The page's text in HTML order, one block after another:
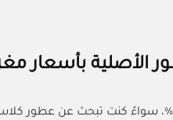
في بيرفيومس هو وجهتك الأولى لشراء أفخم العطور الشرقية والغربية الأصلية